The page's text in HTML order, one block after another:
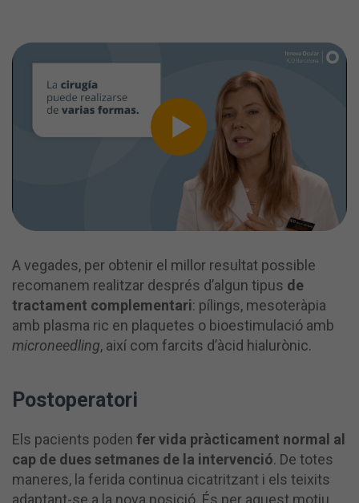
A vegades, per obtenir el millor resultat possible
recomanem realitzar després d’algun tipus de
tractament complementari: pílings, mesoteràpia
amb plasma ric en plaquetes o bioestimulació amb
microneedling, així com farcits d’àcid hialurònic.
Postoperatori
Els pacients poden fer vida pràcticament normal al
cap de dues setmanes de la intervenció. De totes
maneres, la ferida continua cicatritzant i els teixits